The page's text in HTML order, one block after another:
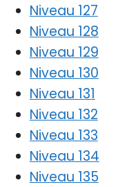
Niveau 127
Niveau 128
Niveau 129
Niveau 130
Niveau 131
Niveau 132
Niveau 133
Niveau 134
Niveau 135